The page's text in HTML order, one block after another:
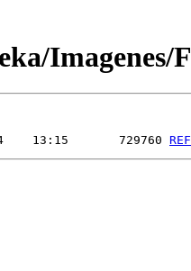
Imagenes/
13:15       729760